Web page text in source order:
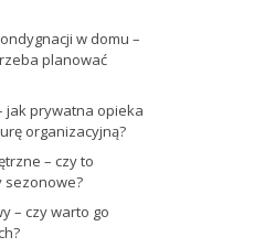
w domu –
planować
jak prywatna opieka
organizacyjną?
– czy to
sezonowe?
– czy warto go